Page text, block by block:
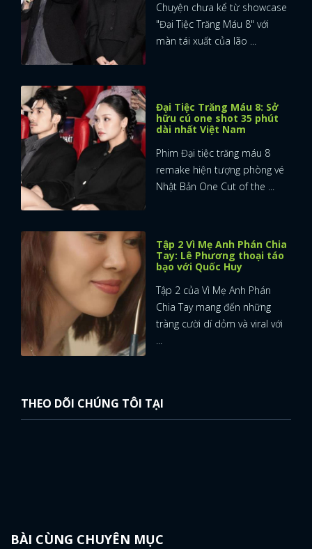
Chuyện chưa kể từ showcase
"Đại Tiệc Trăng Máu 8" với
màn tái xuất của lão ...
Đại Tiệc Trăng Máu 8: Sở
hữu cú one shot 35 phút
dài nhất Việt Nam
Phim Đại tiệc trăng máu 8
remake hiện tượng phòng vé
Nhật Bản One Cut of the ...
Tập 2 Vì Mẹ Anh Phán Chia
Tay: Lê Phương thoại táo
bạo với Quốc Huy
Tập 2 của Vì Mẹ Anh Phán
Chia Tay mang đến những
tràng cười dí dỏm và viral với
...
THEO DÕI CHÚNG TÔI TẠI
BÀI CÙNG CHUYÊN MỤC